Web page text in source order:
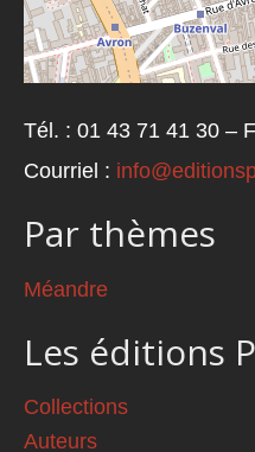
Tél. : 01 43 71 41 30 –
Courriel :
Par thèmes
Méandre
Les éditions
Collections
Auteurs